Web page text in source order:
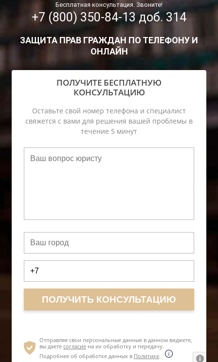
Бесплатная консультация. Звоните!
+7 (800) 350-84-13 доб. 314
ЗАЩИТА ПРАВ ГРАЖДАН ПО ТЕЛЕФОНУ И
ОНЛАЙН